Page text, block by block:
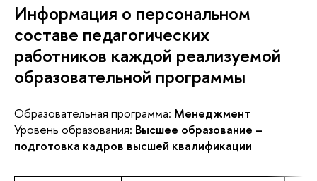
Информация о персональном
составе педагогических
работников каждой реализуемой
образовательной программы
Образовательная программа: Менеджмент
Уровень образования: Высшее образование –
подготовка кадров высшей квалификации